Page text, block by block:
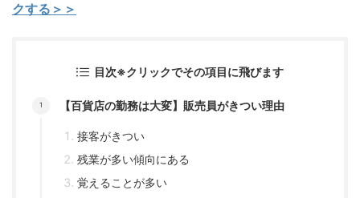
クする＞＞
目次※クリックでその項目に飛びます
【百貨店の勤務は大変】販売員がきつい理由
接客がきつい
残業が多い傾向にある
覚えることが多い